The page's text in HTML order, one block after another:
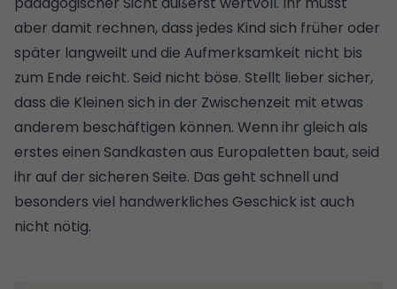
aber damit rechnen, dass jedes Kind sich früher oder
später langweilt und die Aufmerksamkeit nicht bis
zum Ende reicht. Seid nicht böse. Stellt lieber sicher,
dass die Kleinen sich in der Zwischenzeit mit etwas
anderem beschäftigen können. Wenn ihr gleich als
erstes einen Sandkasten aus Europaletten baut, seid
ihr auf der sicheren Seite. Das geht schnell und
besonders viel handwerkliches Geschick ist auch
nicht nötig.